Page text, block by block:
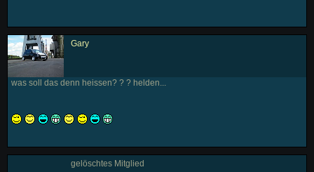
Gary
was soll das denn heissen? ? ? helden...
gelöschtes Mitglied